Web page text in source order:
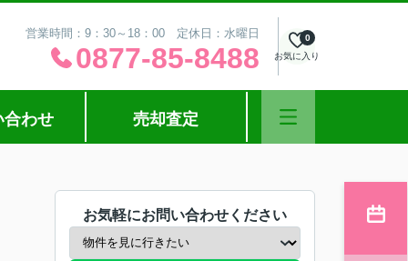
営業時間：9：30～18：00 定休日：水曜日
0877-85-8488 お気に入り
0
合わせ 売却査定
お気軽にお問い合わせください